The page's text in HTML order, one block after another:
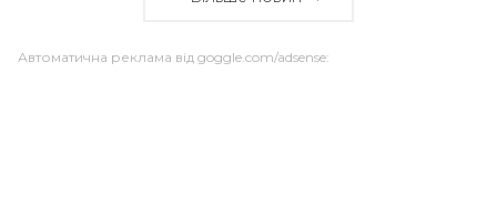
Автоматична реклама від goggle.com/adsense: